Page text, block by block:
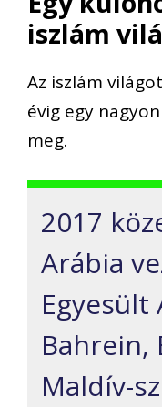
iszlám
Az iszlám világot
évig egy
meg.
2017
Arábia
Egyesült
Bahrein,
Maldív-